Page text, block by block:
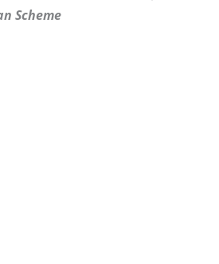
Scheme